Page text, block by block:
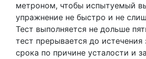
метроном, чтобы испытуемый
упражнение не быстро и не
Тест выполняется не дольше
тест прерывается до истечения
срока по причине усталости и